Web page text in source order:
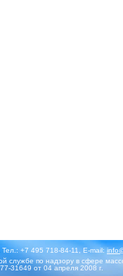
+7 495 718-84-11, E-mail:
по надзору в сфере
31649 от 04 апреля 2008 г.